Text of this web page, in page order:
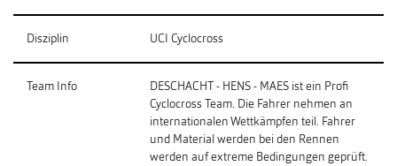
Disziplin UCI Cyclocross
Team Info
DESCHACHT - HENS - MAES ist ein Profi
Cyclocross Team. Die Fahrer nehmen an
internationalen Wettkämpfen teil. Fahrer
und Material werden bei den Rennen
werden auf extreme Bedingungen geprüft.